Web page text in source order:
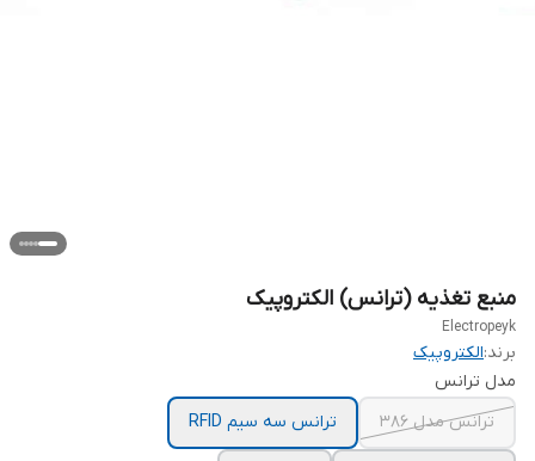
منبع تغذیه (ترانس) الکتروپیک
Electropeyk
برند:الکتروپیک
مدل ترانس
ترانس مدل ۳۸۶
ترانس سه سیم RFID